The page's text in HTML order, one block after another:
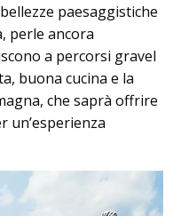
paesaggistiche
perle ancora
a percorsi gravel
buona cucina e la
che saprà offrire
un’esperienza